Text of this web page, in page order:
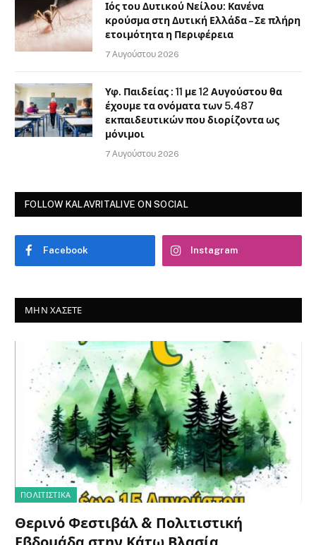
Ιός του Δυτικού Νείλου: Κανένα
κρούσμα στη Δυτική Ελλάδα – Σε πλήρη
ετοιμότητα η Περιφέρεια
7 Αυγούστου 2026
Υφ. Παιδείας : 11 με 12 Αυγούστου θα
έχουμε τα ονόματα των 5.487
εκπαιδευτικών που διορίζοντα ως
μόνιμοι
7 Αυγούστου 2026
FOLLOW KALAVRITALIVE ON SOCIAL
Facebook Instagram
ΜΗΝ ΧΆΣΕΤΕ
ΠΟΛΙΤΙΣΤΙΚΑ
Θερινό Φεστιβάλ & Πολιτιστική